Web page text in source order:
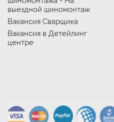
выездной шиномонтаж
Вакансия Сварщика
Вакансия в Детейлинг
центре